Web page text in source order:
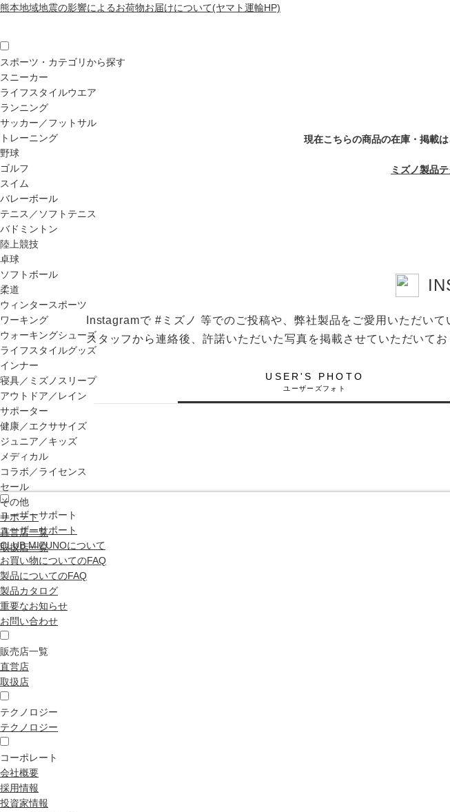
熊本地域地震の影響によるお荷物お届けについて(ヤマト運輸HP)
スポーツ・カテゴリから探す
スニーカー
ライフスタイルウエア
ランニング
サッカー／フットサル
トレーニング
野球
ゴルフ
スイム
バレーボール
テニス／ソフトテニス
バドミントン
陸上競技
卓球
ソフトボール
柔道
ウィンタースポーツ
ワーキング
ウォーキングシューズ
ライフスタイルグッズ
インナー
寝具／ミズノスリープ
アウトドア／レイン
サポーター
健康／エクササイズ
ジュニア／キッズ
メディカル
コラボ／ライセンス
セール
その他
サポート
直営店一覧
取扱店一覧
現在こちらの商品の在庫・掲載
ミズノ製品
Instagramで #ミズノ 等でのご投稿や、弊社製品をご愛用いただい
スタッフから連絡後、許諾いただいた写真を掲載させていただいて
USER'S PHOTO
ユーザーサポート
ユーザーサポート
CLUB MIZUNOについて
お買い物についてのFAQ
製品についてのFAQ
製品カタログ
重要なお知らせ
お問い合わせ
販売店一覧
直営店
取扱店
テクノロジー
テクノロジー
コーポレート
会社概要
採用情報
投資家情報